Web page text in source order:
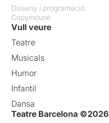
Disseny i programació:
Copymouse
Vull veure
Teatre
Musicals
Humor
Infantil
Dansa
Teatre Barcelona ©2026